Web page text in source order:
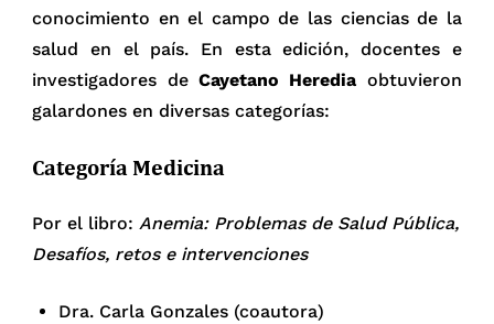
conocimiento en el campo de las ciencias de la
salud en el país. En esta edición, docentes e
investigadores de Cayetano Heredia obtuvieron
galardones en diversas categorías:
Categoría Medicina
Por el libro:Anemia: Problemas de Salud Pública,
Desafíos, retos e intervenciones
Dra. Carla Gonzales (coautora)